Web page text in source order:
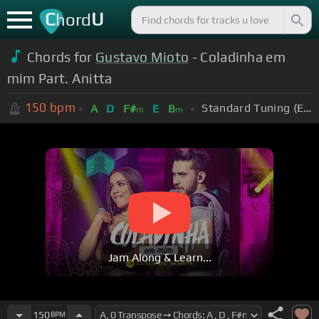
ChordU
Chords for Gustavo Mioto - Coladinha em
mim Part. Anitta
150 bpm A D F#m E Bm Standard Tuning (EADGBE)
Jam Along & Learn...
150BPM